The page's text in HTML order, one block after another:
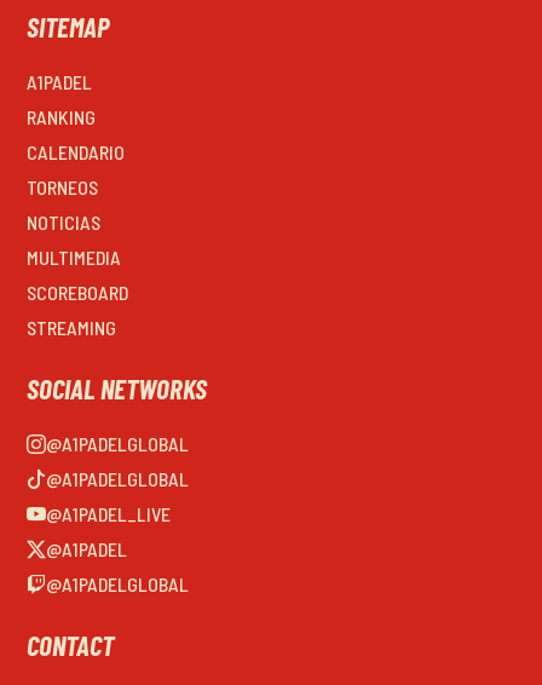
SITEMAP
A1PADEL
RANKING
CALENDARIO
TORNEOS
NOTICIAS
MULTIMEDIA
SCOREBOARD
STREAMING
SOCIAL NETWORKS
@A1PADELGLOBAL
@A1PADELGLOBAL
@A1PADEL_LIVE
@A1PADEL
@A1PADELGLOBAL
CONTACT